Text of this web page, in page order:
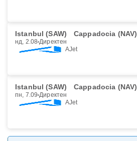
Istanbul (SAW) Cappadocia (NAV)
нд, 2.08 Директен
AJet
Istanbul (SAW) Cappadocia (NAV)
пн, 7.09 Директен
AJet